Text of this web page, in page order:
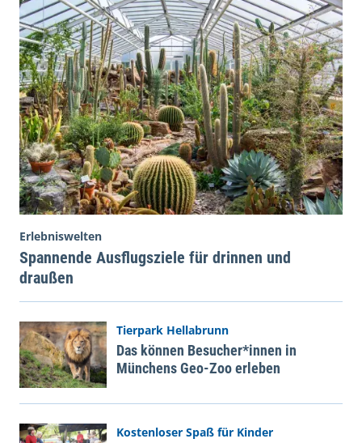
Erlebniswelten
Spannende Ausflugsziele für drinnen und
draußen
Tierpark Hellabrunn
Das können Besucher*innen in
Münchens Geo-Zoo erleben
Kostenloser Spaß für Kinder